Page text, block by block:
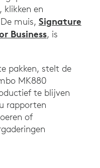
klikken en
muis, Signature
Business, is
pakken, stelt de
MK880
te blijven
rapporten
of